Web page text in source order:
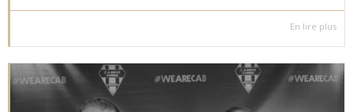
En lire plus